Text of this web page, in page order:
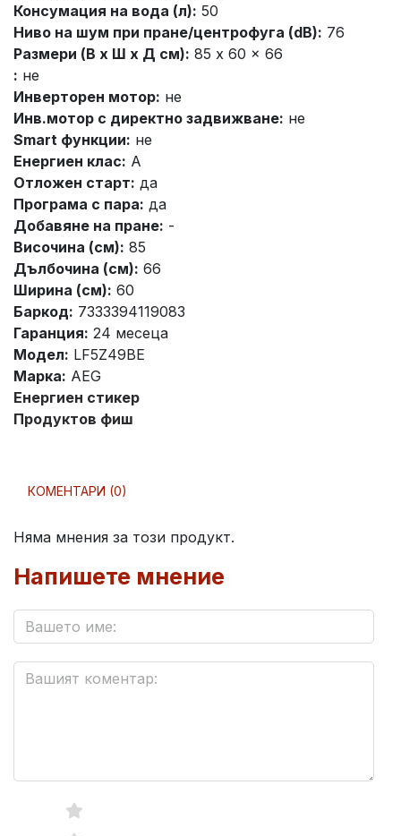
Консумация на вода (л): 50
Ниво на шум при пране/центрофуга (dB): 76
Размери (В x Ш x Д см): 85 x 60 x 66
: не
Инверторен мотор: не
Инв.мотор с директно задвижване: не
Smart функции: не
Енергиен клас: A
Отложен старт: да
Програма с пара: да
Добавяне на пране: -
Височина (см): 85
Дълбочина (см): 66
Ширина (см): 60
Баркод: 7333394119083
Гаранция: 24 месеца
Модел: LF5Z49BE
Марка: AEG
Енергиен стикер
Продуктов фиш
КОМЕНТАРИ (0)
Няма мнения за този продукт.
Напишете мнение